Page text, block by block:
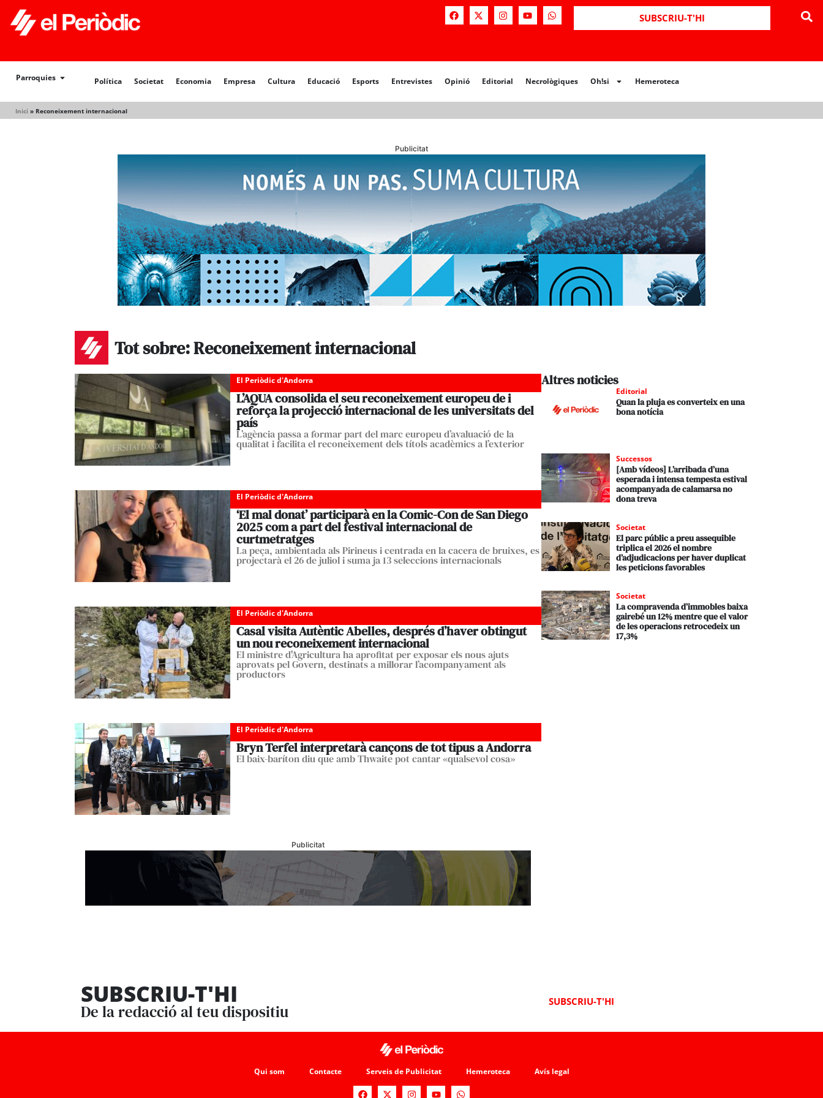
SUBSCRIU-T'HI
Parroquies Política Societat Economia Empresa Cultura Educació Esports Entrevistes Opinió Editorial Necrològiques Oh!si Hemeroteca
Inici » Reconeixement internacional
Política Societat Opinió Editorial Necrològiques Hemeroteca
Publicitat
Tot sobre: Reconeixement internacional
El Periòdic d'Andorra
L’AQUA consolida el seu reconeixement europeu de i
reforça la projecció internacional de les universitats del
país
L’agència passa a formar part del marc europeu d’avaluació de la
qualitat i facilita el reconeixement dels títols acadèmics a l’exterior
El Periòdic d'Andorra
‘El mal donat’ participarà en la Comic-Con de San Diego
2025 com a part del festival internacional de
curtmetratges
La peça, ambientada als Pirineus i centrada en la cacera de bruixes, es
projectarà el 26 de juliol i suma ja 13 seleccions internacionals
El Periòdic d'Andorra
Casal visita Autèntic Abelles, després d’haver obtingut
un nou reconeixement internacional
El ministre d'Agricultura ha aprofitat per exposar els nous ajuts
aprovats pel Govern, destinats a millorar l’acompanyament als
productors
El Periòdic d'Andorra
Bryn Terfel interpretarà cançons de tot tipus a Andorra
El baix-baríton diu que amb Thwaite pot cantar «qualsevol cosa»
Publicitat
Altres noticies
Editorial
Quan la pluja es converteix en una
bona notícia
Successos
[Amb vídeos] L’arribada d’una
esperada i intensa tempesta estival
acompanyada de calamarsa no
dona treva
Societat
El parc públic a preu assequible
triplica el 2026 el nombre
d’adjudicacions per haver duplicat
les peticions favorables
Societat
La compravenda d’immobles baixa
gairebé un 12% mentre que el valor
de les operacions retrocedeix un
17,3%
SUBSCRIU-T'HI
De la redacció al teu dispositiu
SUBSCRIU-T'HI
Qui som Contacte Serveis de Publicitat Hemeroteca Avís legal